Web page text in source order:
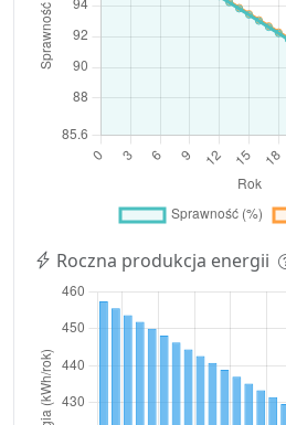
Roczna produkcja energii